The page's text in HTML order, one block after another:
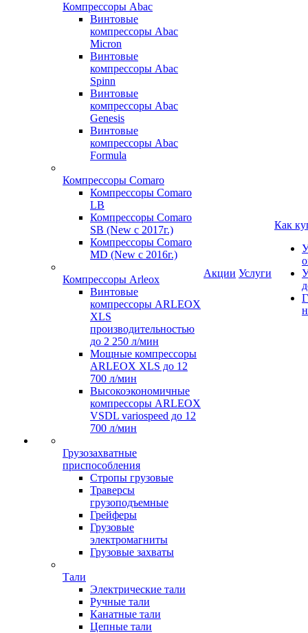
Компрессоры Abac
Винтовые
компрессоры Abac
Micron
Винтовые
компрессоры Abac
Spinn
Винтовые
компрессоры Abac
Genesis
Винтовые
компрессоры Abac
Formula
Компрессоры Comaro
Компрессоры Comaro
LB
Компрессоры Comaro
SB (New с 2017г.)
Компрессоры Comaro
MD (New с 2016г.)
Компрессоры Arleox
Винтовые
компрессоры ARLEOX
XLS
производительностью
до 2 250 л/мин
Мощные компрессоры
ARLEOX XLS до 12
700 л/мин
Высокоэкономичные
компрессоры ARLEOX
VSDL variospeed до 12
700 л/мин
Грузозахватные
приспособления
Стропы грузовые
Траверсы
грузоподъемные
Грейферы
Грузовые
электромагниты
Грузовые захваты
Тали
Электрические тали
Ручные тали
Канатные тали
Цепные тали
Акции Услуги
Как